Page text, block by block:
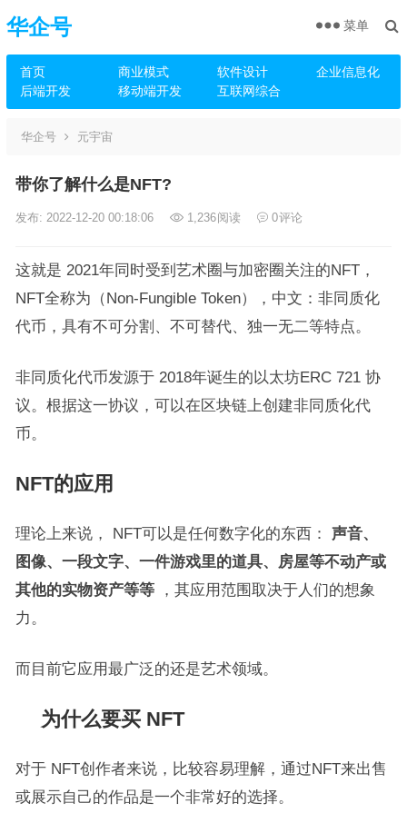
华企号
首页 商业模式 软件设计
企业信息化
后端开发
移动端开发 互联网综合
菜单
华企号 元宇宙
带你了解什么是NFT?
发布: 2022-12-20 00:18:06 1,236阅读 0评论
这就是 2021年同时受到艺术圈与加密圈关注的NFT，
NFT全称为（Non-Fungible Token），中文：非同质化
代币，具有不可分割、不可替代、独一无二等特点。
非同质化代币发源于 2018年诞生的以太坊ERC 721 协
议。根据这一协议，可以在区块链上创建非同质化代
币。
NFT的应用
理论上来说， NFT可以是任何数字化的东西： 声音、
图像、一段文字、一件游戏里的道具、房屋等不动产或
其他的实物资产等等，其应用范围取决于人们的想象
力。
而目前它应用最广泛的还是艺术领域。
为什么要买 NFT
对于 NFT创作者来说，比较容易理解，通过NFT来出售
或展示自己的作品是一个非常好的选择。